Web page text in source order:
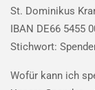
St. Dominikus
IBAN DE66 5455
Stichwort:
Wofür kann ich